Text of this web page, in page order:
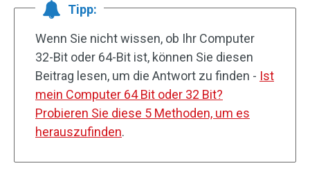
Tipp:
Wenn Sie nicht wissen, ob Ihr Computer
32-Bit oder 64-Bit ist, können Sie diesen
Beitrag lesen, um die Antwort zu finden - Ist
mein Computer 64 Bit oder 32 Bit?
Probieren Sie diese 5 Methoden, um es
herauszufinden.